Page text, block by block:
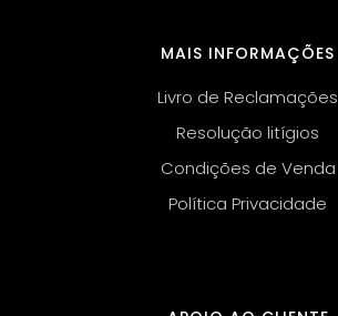
MAIS INFORMAÇÕES
Livro de Reclamações
Resolução litígios
Condições de Venda
Política Privacidade